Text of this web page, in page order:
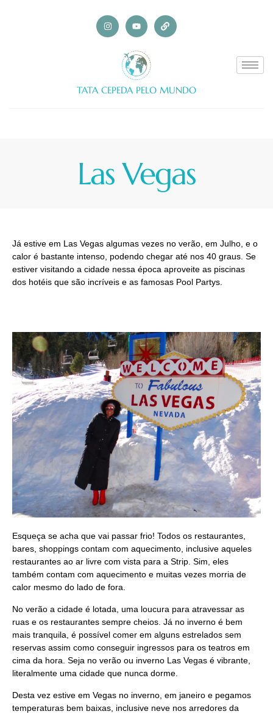
TATA CEPEDA PELO MUNDO
Las Vegas
Já estive em Las Vegas algumas vezes no verão, em Julho, e o
calor é bastante intenso, podendo chegar até nos 40 graus. Se
estiver visitando a cidade nessa época aproveite as piscinas
dos hotéis que são incríveis e as famosas Pool Partys.
Esqueça se acha que vai passar frio! Todos os restaurantes,
bares, shoppings contam com aquecimento, inclusive aqueles
restaurantes ao ar livre com vista para a Strip. Sim, eles
também contam com aquecimento e muitas vezes morria de
calor mesmo do lado de fora.
No verão a cidade é lotada, uma loucura para atravessar as
ruas e os restaurantes sempre cheios. Já no inverno é bem
mais tranquila, é possível comer em alguns estrelados sem
reservas assim como conseguir ingressos para os teatros em
cima da hora. Seja no verão ou inverno Las Vegas é vibrante,
literalmente uma cidade que nunca dorme.
Desta vez estive em Vegas no inverno, em janeiro e pegamos
temperaturas bem baixas, inclusive neve nos arredores da